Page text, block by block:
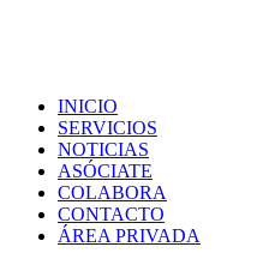
INICIO
SERVICIOS
NOTICIAS
ASÓCIATE
COLABORA
CONTACTO
ÁREA PRIVADA